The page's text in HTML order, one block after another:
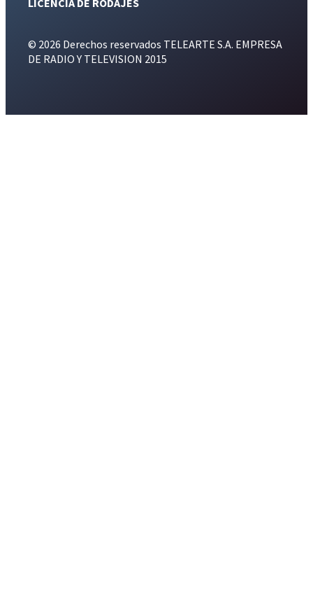
© 2026 Derechos reservados TELEARTE S.A. EMPRESA
DE RADIO Y TELEVISION 2015